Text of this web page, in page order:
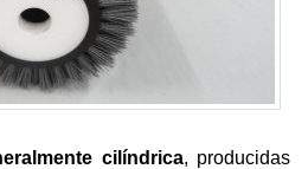
cilíndrica, producidas